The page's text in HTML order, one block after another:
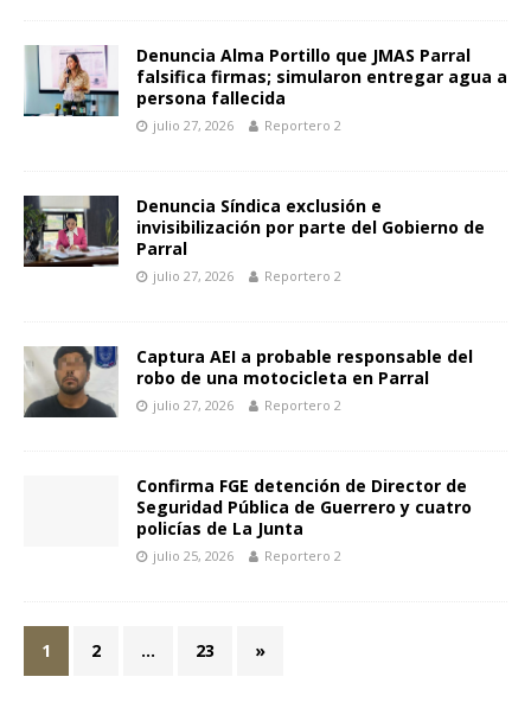
Denuncia Alma Portillo que JMAS Parral
falsifica firmas; simularon entregar agua a
persona fallecida
julio 27, 2026 Reportero 2
Denuncia Síndica exclusión e
invisibilización por parte del Gobierno de
Parral
julio 27, 2026 Reportero 2
Captura AEI a probable responsable del
robo de una motocicleta en Parral
julio 27, 2026 Reportero 2
Confirma FGE detención de Director de
Seguridad Pública de Guerrero y cuatro
policías de La Junta
julio 25, 2026 Reportero 2
1 2 … 23 »